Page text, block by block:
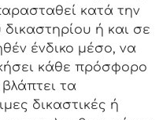
κατά την
ή και σε
ένδικο μέσο, να
κάθε πρόσφορο
τα
δικαστικές ή